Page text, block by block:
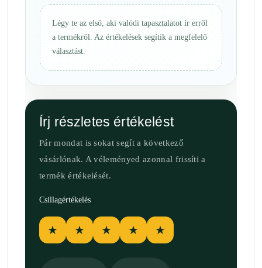
Légy te az első, aki valódi tapasztalatot ír erről
a termékről. Az értékelések segítik a megfelelő
választást.
Írj részletes értékelést
Pár mondat is sokat segít a következő
vásárlónak. A véleményed azonnal frissíti a
termék értékelését.
Csillagértékelés
★ ★ ★ ★ ★